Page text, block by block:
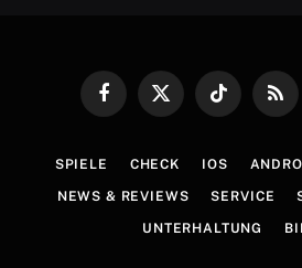
Facebook
X
TikTok RSS
SPIELE CHECK IOS
NEWS & REVIEWS SERVICE
UNTERHALTUNG